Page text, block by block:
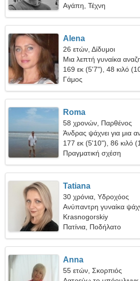
Αγάπη, Τέχνη
Alena
26 ετών, Δίδυμοι
Μια λεπτή γυναίκα
σχέση
169 εκ (5'7"), 48 κιλό
Γάμος
Roma
58 χρονών, Παρθένος
Άνδρας ψάχνει για μια
177 εκ (5'10"), 86 κιλό
Πραγματική σχέση
Tatiana
30 χρόνια, Υδροχόος
Ανύπαντρη γυναίκα
Krasnogorskiy
Πατίνια, Ποδήλατο
Anna
55 ετών, Σκορπιός